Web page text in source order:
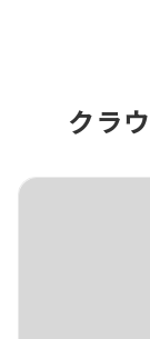
クラ